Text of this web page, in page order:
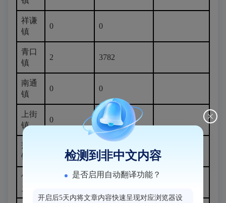
祥谦
镇
0 0
青口
镇
2 3782
南通
镇
0 0
上街
镇
0 0
荆溪
镇
0
竹岐
乡
检测到非中文内容
是否启用自动翻译功能？
开启后5天内将文章内容快速呈现对应浏览器设